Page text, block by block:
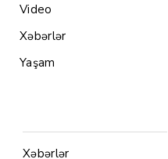
Video
Xəbərlər
Yaşam
Xəbərlər